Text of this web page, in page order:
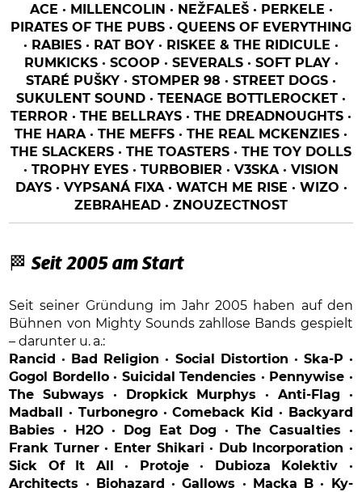
ACE · MILLENCOLIN · NEŽFALEŠ · PERKELE ·
PIRATES OF THE PUBS · QUEENS OF EVERYTHING
· RABIES · RAT BOY · RISKEE & THE RIDICULE ·
RUMKICKS · SCOOP · SEVERALS · SOFT PLAY ·
STARÉ PUŠKY · STOMPER 98 · STREET DOGS ·
SUKULENT SOUND · TEENAGE BOTTLEROCKET ·
TERROR · THE BELLRAYS · THE DREADNOUGHTS ·
THE HARA · THE MEFFS · THE REAL MCKENZIES ·
THE SLACKERS · THE TOASTERS · THE TOY DOLLS
· TROPHY EYES · TURBOBIER · V3SKA · VISION
DAYS · VYPSANÁ FIXA · WATCH ME RISE · WIZO ·
ZEBRAHEAD · ZNOUZECTNOST
🏁Seit 2005 am Start
Seit seiner Gründung im Jahr 2005 haben auf den
Bühnen von Mighty Sounds zahllose Bands gespielt
– darunter u. a.:
Rancid · Bad Religion · Social Distortion · Ska-P ·
Gogol Bordello · Suicidal Tendencies · Pennywise ·
The Subways · Dropkick Murphys · Anti-Flag ·
Madball · Turbonegro · Comeback Kid · Backyard
Babies · H2O · Dog Eat Dog · The Casualties ·
Frank Turner · Enter Shikari · Dub Incorporation ·
Sick Of It All · Protoje · Dubioza Kolektiv ·
Architects · Biohazard · Gallows · Macka B · Ky-